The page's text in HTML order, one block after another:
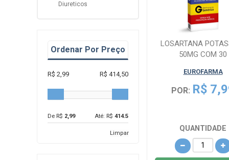
Diureticos
Ordenar Por Preço
R$ 2,99 R$ 414,50
De R$ 2,99 Até: R$ 414.5
Limpar
LOSARTANA
50MG COM 30
EUROFARMA
POR: R$
QUANTIDADE